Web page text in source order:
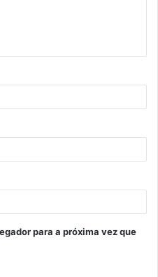
para a próxima vez que